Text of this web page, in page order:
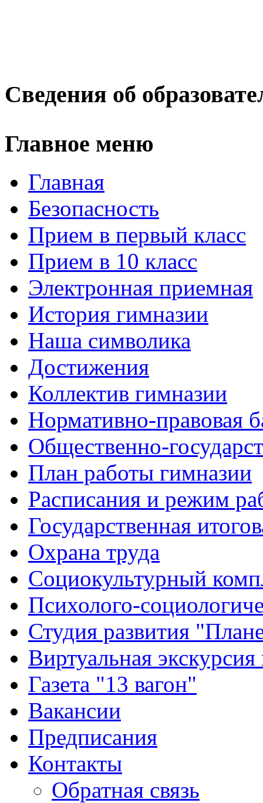
Сведения об
Главное меню
Главная
Безопасность
Прием в первый класс
Прием в 10 класс
Электронная приемная
История гимназии
Наша символика
Достижения
Коллектив гимназии
Нормативно-правовая
Общественно-
План работы гимназии
Расписания и режим
Государственная
Охрана труда
Социокультурный
Психолого-
Студия развития
Виртуальная
Газета "13 вагон"
Вакансии
Предписания
Контакты
Обратная связь